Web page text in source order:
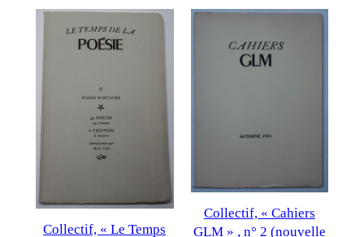
Collectif, « Le Temps
Collectif, « Cahiers
GLM » , n° 2 (nouvelle